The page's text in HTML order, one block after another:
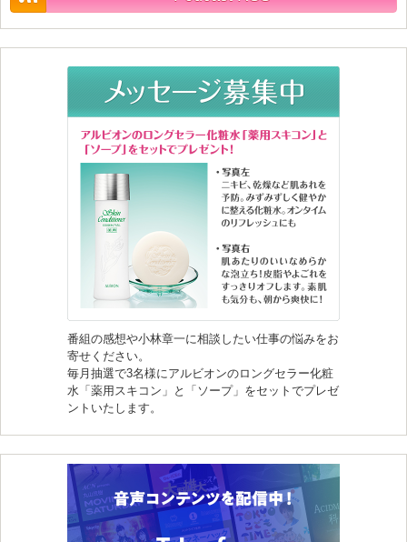
番組の感想や小林章一に相談したい仕事の悩みをお
寄せください。
毎月抽選で3名様にアルビオンのロングセラー化粧
水「薬用スキコン」と「ソープ」をセットでプレゼ
ントいたします。